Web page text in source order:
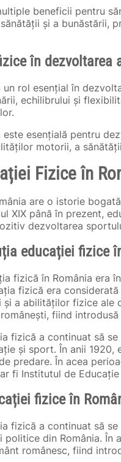
beneficii pentru
și a bunăstării,
în
un rol esențial în
echilibrului și
este esențială pentru
motorii, a
Fizice în
are o istorie
XIX până în prezent,
dezvoltarea
educației fizice
fizică în România era
fizică era
a abilităților fizice ale
fiind
fizică a continuat să
și sport. În anii
predare. În acea
fi Institutul de
fizice în
fizică a continuat să
politice din România.
românesc, fiind